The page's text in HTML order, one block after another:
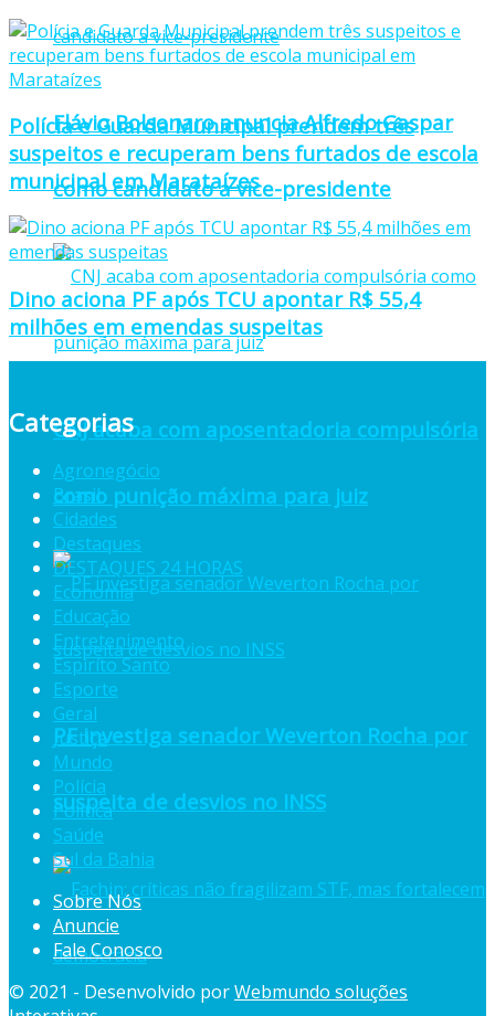
Flávio Bolsonaro anuncia Alfredo Gaspar
como candidato a vice-presidente
CNJ acaba com aposentadoria compulsória
como punição máxima para juiz
PF investiga senador Weverton Rocha por
suspeita de desvios no INSS
Polícia e Guarda Municipal prendem três
suspeitos e recuperam bens furtados de escola
municipal em Marataízes
Dino aciona PF após TCU apontar R$ 55,4
milhões em emendas suspeitas
Categorias
Agronegócio
Brasil
Cidades
Destaques
DESTAQUES 24 HORAS
Economia
Educação
Entretenimento
Espiríto Santo
Esporte
Geral
Justiça
Mundo
Polícia
Política
Saúde
Sul da Bahia
Sobre Nós
Anuncie
Fale Conosco
© 2021 - Desenvolvido porWebmundo soluções